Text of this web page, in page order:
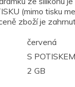
(mimo tisku
zboží je
červená
S POTISKEM
2 GB